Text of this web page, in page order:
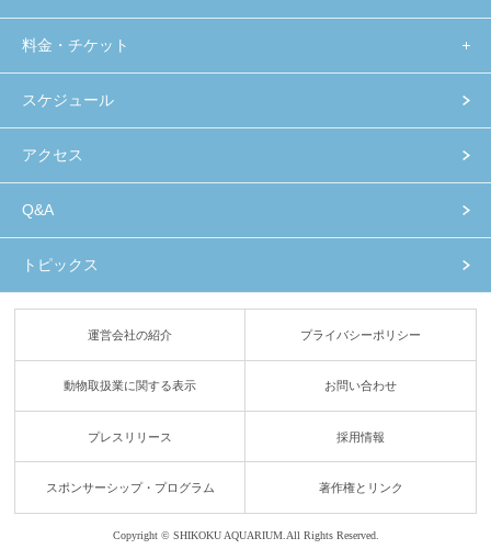
料金・チケット
スケジュール
アクセス
Q&A
トピックス
運営会社の紹介 プライバシーポリシー
動物取扱業に関する表示 お問い合わせ
プレスリリース 採用情報
スポンサーシップ・プログラム 著作権とリンク
Copyright © SHIKOKU AQUARIUM. All Rights Reserved.